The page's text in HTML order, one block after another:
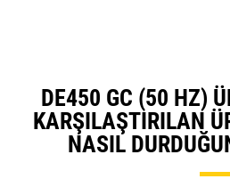
DE450 GC (50 HZ)
KARŞILAŞTIRILAN
NASIL